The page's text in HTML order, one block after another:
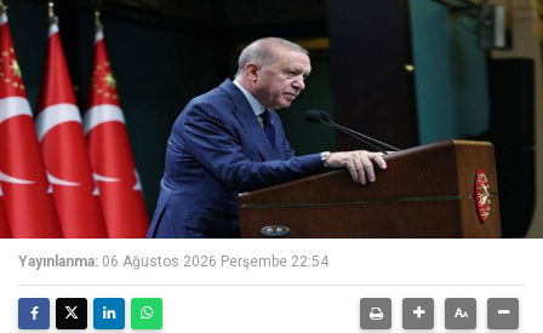
Yayınlanma: 06 Ağustos 2026 Perşembe 22:54